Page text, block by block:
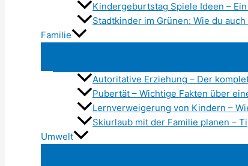
Kindergeburtstag Spiele Ideen –
Stadtkinder im Grünen: Wie du
Familie
Autoritative Erziehung – Der
Pubertät – Wichtige Fakten über
Lernverweigerung von Kindern –
Skiurlaub mit der Familie planen –
Umwelt